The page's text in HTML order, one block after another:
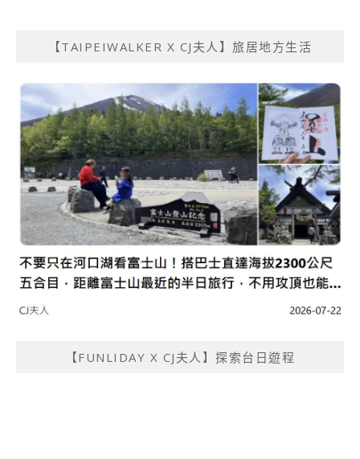
【TAIPEIWALKER X CJ夫人】旅居地方生活
【FUNLIDAY X CJ夫人】探索台日遊程